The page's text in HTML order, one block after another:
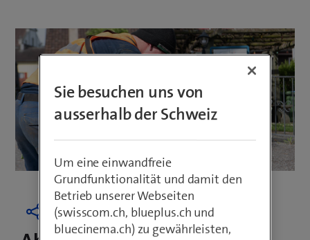
Sie besuchen uns von
ausserhalb der Schweiz
Um eine einwandfreie
Grundfunktionalität und damit den
Betrieb unserer Webseiten
(swisscom.ch, blueplus.ch und
bluecinema.ch) zu gewährleisten,